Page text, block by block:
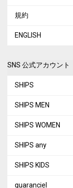
規約
ENGLISH
SNS 公式アカウント
SHIPS
SHIPS MEN
SHIPS WOMEN
SHIPS any
SHIPS KIDS
quaranciel